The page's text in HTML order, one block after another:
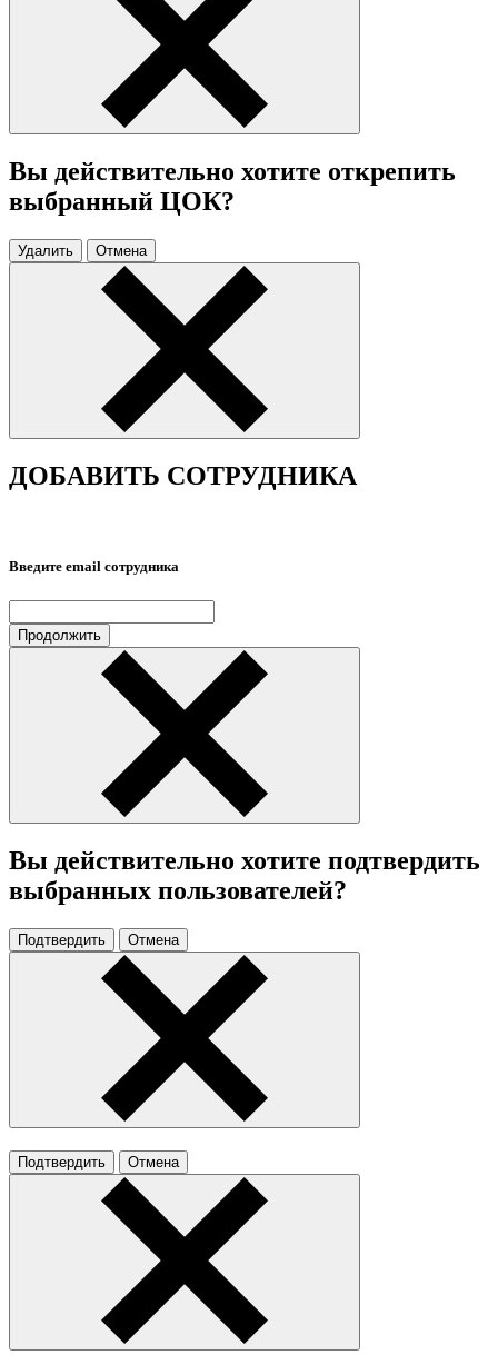
Вы действительно хотите открепить
выбранный ЦОК?
Удалить Отмена
ДОБАВИТЬ СОТРУДНИКА
Введите email сотрудника
Продолжить
Вы действительно хотите подтвердить
выбранных пользователей?
Подтвердить Отмена
Подтвердить Отмена